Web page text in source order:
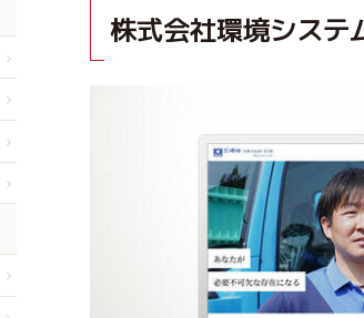
株式会社環境シス